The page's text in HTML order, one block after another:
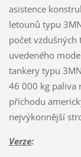
asistence
letounů typu
počet
uvedeného
tankery typu
46 000 kg paliva
příchodu
nejvýkonnější
Verze: